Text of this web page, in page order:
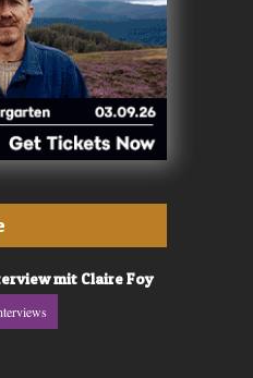
mit Claire Foy